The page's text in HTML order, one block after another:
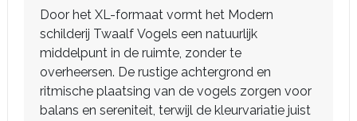
Door het XL-formaat vormt het Modern
schilderij Twaalf Vogels een natuurlijk
middelpunt in de ruimte, zonder te
overheersen. De rustige achtergrond en
ritmische plaatsing van de vogels zorgen voor
balans en sereniteit, terwijl de kleurvariatie juist